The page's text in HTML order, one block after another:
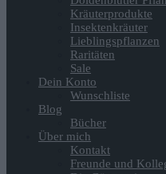
Kräuterprodukte
Insektenkräuter
Lieblingspflanzen
Raritäten
Sale
Dein Konto
Wunschliste
Blog
Bücher
Über mich
Kontakt
Freunde und